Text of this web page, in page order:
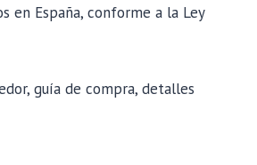
en España, conforme a la Ley
guía de compra, detalles